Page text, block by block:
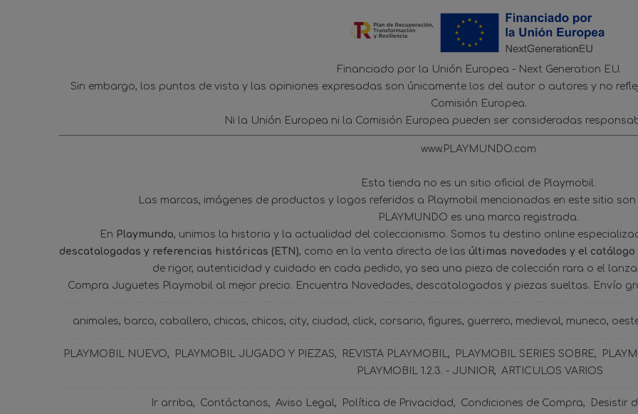
Financiado por la Unión Europea - Next Generation EU.
Sin embargo, los puntos de vista y las opiniones expresadas son únicamente los del autor o autores y no
Comisión Europea.
Ni la Unión Europea ni la Comisión Europea pueden ser consideradas
www.PLAYMUNDO.com
Esta tienda no es un sitio oficial de Playmobil.
Las marcas, imágenes de productos y logos referidos a Playmobil mencionadas en este sitio
PLAYMUNDO es una marca registrada.
En Playmundo, unimos la historia y la actualidad del coleccionismo. Somos tu destino online
descatalogadas y referencias históricas (ETN), como en la venta directa de las últimas novedades y el
de rigor, autenticidad y cuidado en cada pedido, ya sea una pieza de colección rara o el
Compra Juguetes Playmobil al mejor precio. Encuentra Novedades, descatalogados y piezas sueltas. Envío
animales barco caballero chicas chicos city ciudad click corsario figures guerrero medieval muneco
PLAYMOBIL NUEVO PLAYMOBIL JUGADO Y PIEZAS REVISTA PLAYMOBIL PLAYMOBIL SERIES SOBRE
PLAYMOBIL 1.2.3. - JUNIOR
ARTICULOS VARIOS
Ir arriba Contáctanos Aviso Legal Política de Privacidad Condiciones de Compra Desistir